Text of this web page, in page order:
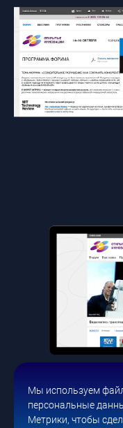
Мы используем
персональные
Метрики, чтобы